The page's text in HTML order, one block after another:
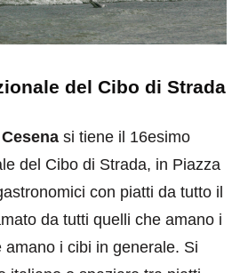
del Cibo di Strada
Cesena si tiene il 16esimo
del Cibo di Strada, in Piazza
con piatti da tutto il
da tutti quelli che amano i
i cibi in generale. Si